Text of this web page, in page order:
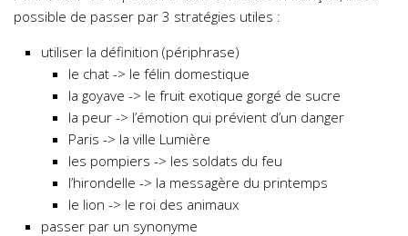
possible de passer par 3 stratégies utiles :
utiliser la définition (périphrase)
le chat -> le félin domestique
la goyave -> le fruit exotique gorgé de sucre
la peur -> l’émotion qui prévient d’un danger
Paris -> la ville Lumière
les pompiers -> les soldats du feu
l’hirondelle -> la messagère du printemps
le lion -> le roi des animaux
passer par un synonyme